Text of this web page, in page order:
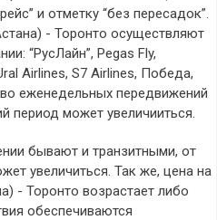
и отметку “без пересадок”.
- Торонто осуществляют
“РусЛайн”, Pegas Fly,
Airlines, S7 Airlines, Победа,
еженедельных передвижений
период может увеличииться.
бывают и транзитными, от
увеличиться. Так же, цена на
- Торонто возрастает либо
обеспечиваются